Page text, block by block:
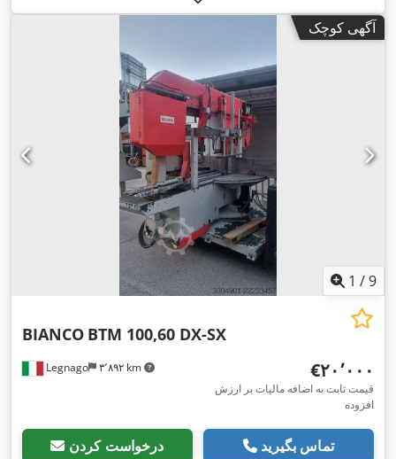
آگهی کوچک
1 /9
Legnago ۳٬۸۹۲ km
BIANCO BTM 100,60 DX-SX
‎€۲۰٬۰۰۰
قیمت ثابت به اضافه مالیات بر ارزش
افزوده
درخواست کردن تماس بگیرید